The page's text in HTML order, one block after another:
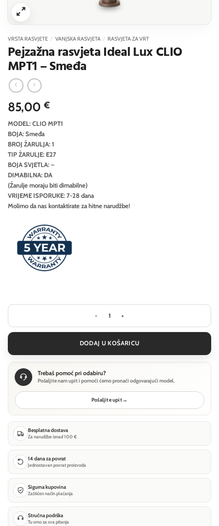
VRSTA RASVJETE / VANJSKA RASVJETA / RASVJETA ZA VRT
Pejzažna rasvjeta Ideal Lux CLIO
MPT1 – Smeđa
85,00 €
MODEL: CLIO MPT1
BOJA: Smeđa
BROJ ŽARULJA: 1
TIP ŽARULJE: E27
BOJA SVJETLA: –
DIMABILNA: DA
(Žarulje moraju biti dimabilne)
VRIJEME ISPORUKE: 7-28 dana
Molimo da nas kontaktirate za hitne narudžbe!
Pejzažna rasvjeta Ideal Lux CLIO
DODAJ U KOŠARICU
Trebaš pomoć pri odabiru?
Pošaljite nam upit i pomoći ćemo pronaći odgovarajući model.
Pošaljite upit→
Besplatna dostava
Za narudžbe iznad 100 €
14 dana za povrat
Jednostavan povrat proizvoda
Sigurna kupovina
Zaštićen način plaćanja
Stručna podrška
Tu smo za sva pitanja